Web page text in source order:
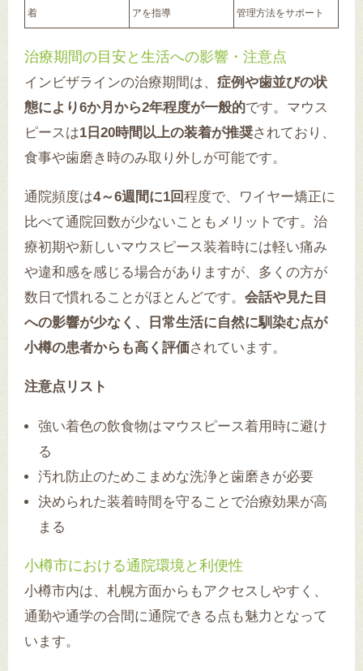
着 アを指導 管理方法をサポート
治療期間の目安と生活への影響・注意点
インビザラインの治療期間は、 症例や歯並びの状
態により6か月から2年程度が一般的です。マウス
ピースは1日20時間以上の装着が推奨されており、
食事や歯磨き時のみ取り外しが可能です。
通院頻度は4～6週間に1回程度で、ワイヤー矯正に
比べて通院回数が少ないこともメリットです。治
療初期や新しいマウスピース装着時には軽い痛み
や違和感を感じる場合がありますが、多くの方が
数日で慣れることがほとんどです。 会話や見た目
への影響が少なく、日常生活に自然に馴染む点が
小樽の患者からも高く評価されています。
注意点リスト
強い着色の飲食物はマウスピース着用時に避け
る
汚れ防止のためこまめな洗浄と歯磨きが必要
決められた装着時間を守ることで治療効果が高
まる
小樽市における通院環境と利便性
小樽市内は、札幌方面からもアクセスしやすく、
通勤や通学の合間に通院できる点も魅力となって
います。